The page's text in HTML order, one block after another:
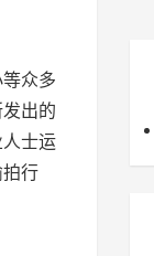
众多
出的
士运
行